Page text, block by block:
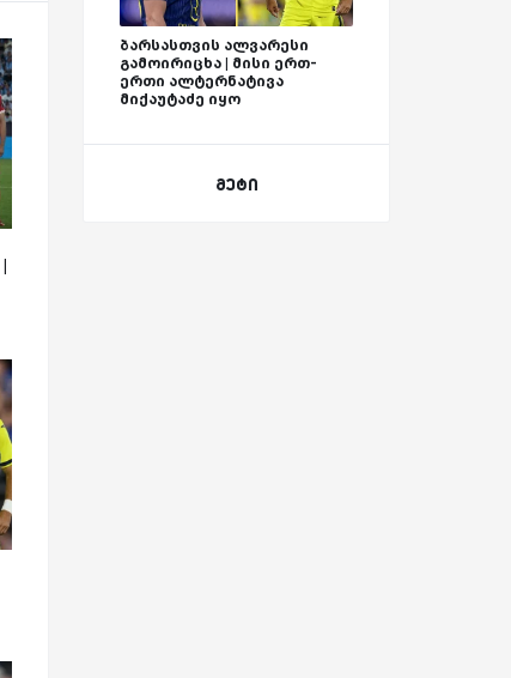
ბარსასთვის ალვარესი
გამოირიცხა | მისი ერთ-
ერთი ალტერნატივა
მიქაუტაძე იყო
მეტი